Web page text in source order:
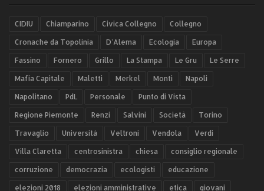
CIDIU Chiamparino Civica Collegno Collegno
Cronache da Topolinia D'Alema Ecologia Europa
Fassino Fornero Grillo La Stampa Le Gru Le Serre
Mafia Capitale Maletti Merkel Monti Napoli
Napolitano PdL Personale Punto di Vista
Regione Piemonte Renzi Salvini Società Torino
Travaglio Università Veltroni Vendola Verdi
Villa Claretta centrosinistra chiesa consiglio regionale
corruzione democrazia ecologisti educazione
elezioni 2018 elezioni amministrative etica giovani